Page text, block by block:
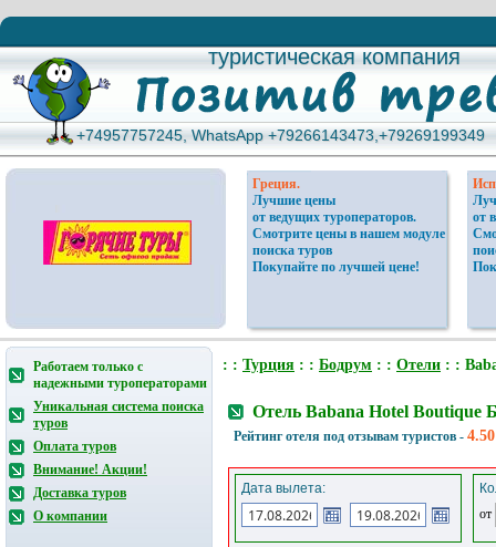
туристическая компания
туристическая компания
+74957757245, WhatsApp +79266143473,+79269199349
+74957757245, WhatsApp +79266143473,+79269199349
Греция.
Лучшие цены
от ведущих туроператоров.
Смотрите цены в нашем модуле
поиска туров
Покупайте по лучшей цене!
от
Работаем только с
надежными туроператорами
Уникальная система поиска
туров
Оплата туров
Внимание! Акции!
Доставка туров
О компании
: : Турция : : Бодрум : : Отели : :
Отель Babana Hotel Boutique
Рейтинг отеля под отзывам туристов -
Дата вылета:
от